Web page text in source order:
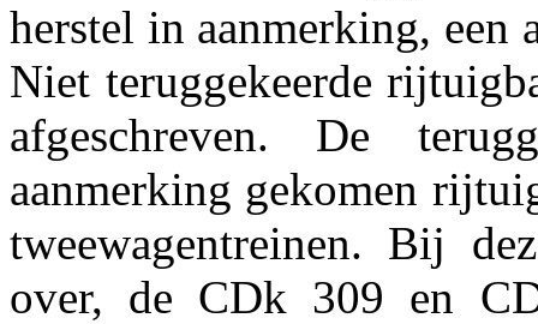
herstel in aanmerking, een
Niet teruggekeerde
afgeschreven. De
aanmerking gekomen
tweewagentreinen. Bij
over, de CDk 309 en